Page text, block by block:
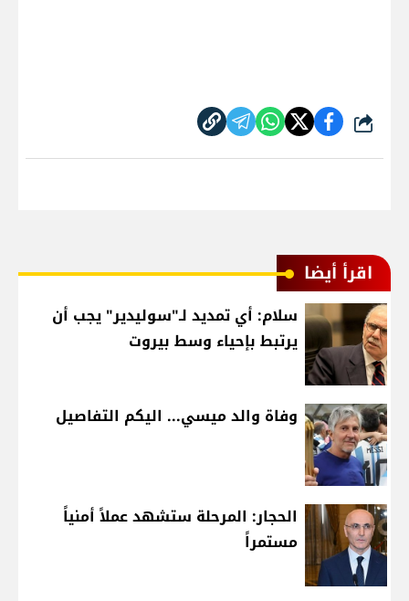
شارك
اقرأ أيضا
سلام: أي تمديد لـ"سوليدير" يجب أن
يرتبط بإحياء وسط بيروت
وفاة والد ميسي... اليكم التفاصيل
الحجار: المرحلة ستشهد عملاً أمنياً
مستمراً